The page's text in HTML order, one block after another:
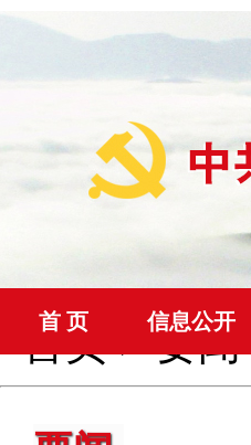
首 页 信息公开
首页>要闻